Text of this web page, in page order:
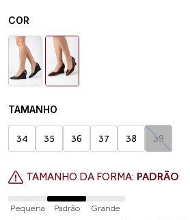
COR
TAMANHO
34 35 36 37 38 39
TAMANHO DA FORMA: PADRÃO
Pequena Padrão
Grande